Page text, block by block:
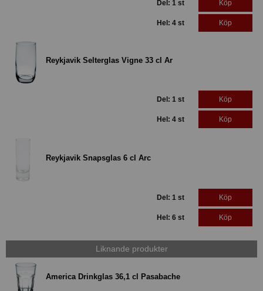
Del: 1 st Köp
Hel: 4 st Köp
Reykjavik Selterglas Vigne 33 cl Ar
Del: 1 st Köp
Hel: 4 st Köp
Reykjavik Snapsglas 6 cl Arc
Del: 1 st Köp
Hel: 6 st Köp
Liknande produkter
America Drinkglas 36,1 cl Pasabache